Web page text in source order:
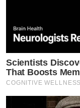
Scientists
That Boosts
COGNITIVE WELLNESS